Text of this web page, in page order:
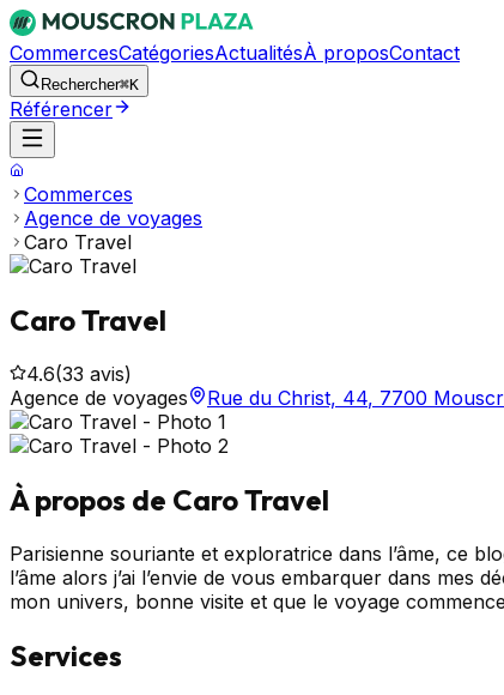
CommercesCatégoriesActualitésÀ proposContact
Rechercher⌘K
Référencer
Commerces
Agence de voyages
Caro Travel
Caro Travel
4.6(33 avis)
Agence de voyages
Rue du Christ, 44, 7700
À propos de Caro Travel
Parisienne souriante et exploratrice dans l’âme, ce
l’âme alors j’ai l’envie de vous embarquer dans
mon univers, bonne visite et que le voyage
Services